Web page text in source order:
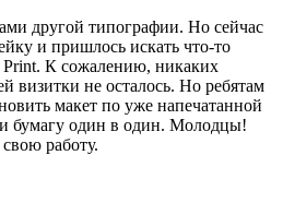
другой типографии. Но сейчас
и пришлось искать что-то
К сожалению, никаких
визитки не осталось. Но ребятам
макет по уже напечатанной
бумагу один в один. Молодцы!
работу.